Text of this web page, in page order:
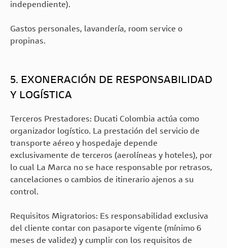
independiente).
Gastos personales, lavandería, room service o
propinas.
5. EXONERACIÓN DE RESPONSABILIDAD
Y LOGÍSTICA
Terceros Prestadores: Ducati Colombia actúa como
organizador logístico. La prestación del servicio de
transporte aéreo y hospedaje depende
exclusivamente de terceros (aerolíneas y hoteles), por
lo cual La Marca no se hace responsable por retrasos,
cancelaciones o cambios de itinerario ajenos a su
control.
Requisitos Migratorios: Es responsabilidad exclusiva
del cliente contar con pasaporte vigente (mínimo 6
meses de validez) y cumplir con los requisitos de